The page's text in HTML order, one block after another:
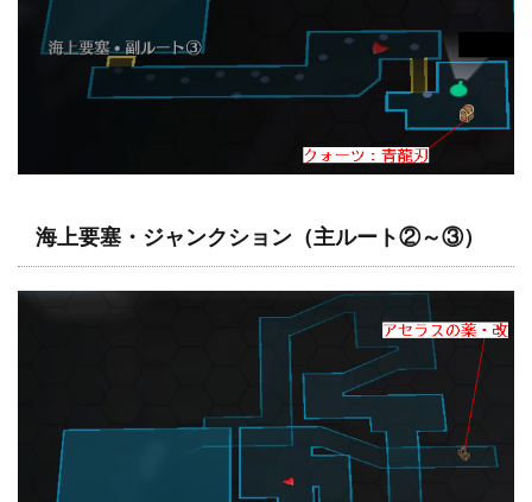
海上要塞・ジャンクション（主ルート②～③）